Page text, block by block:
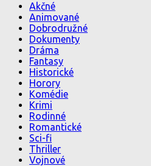
Akčné
Animované
Dobrodružné
Dokumenty
Dráma
Fantasy
Historické
Horory
Komédie
Krimi
Rodinné
Romantické
Sci-fi
Thriller
Vojnové